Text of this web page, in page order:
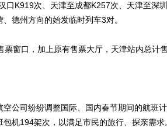
口K919次、天津至成都K257次、天津至深
德州方向的始发临时列车3对。
口，加上原有售票大厅，天津站内总计售
司纷纷调整国际、国内春节期间的航班
机194架次，以满足市民的旅行、探亲需求